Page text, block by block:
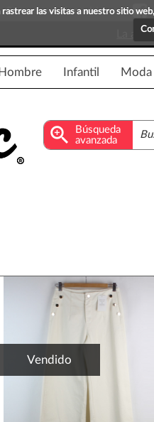
las visitas a nuestro sitio
¡Compra y vende moda!
La
Infantil Moda
zoom_in
Búsqueda
avanzada
Vendido